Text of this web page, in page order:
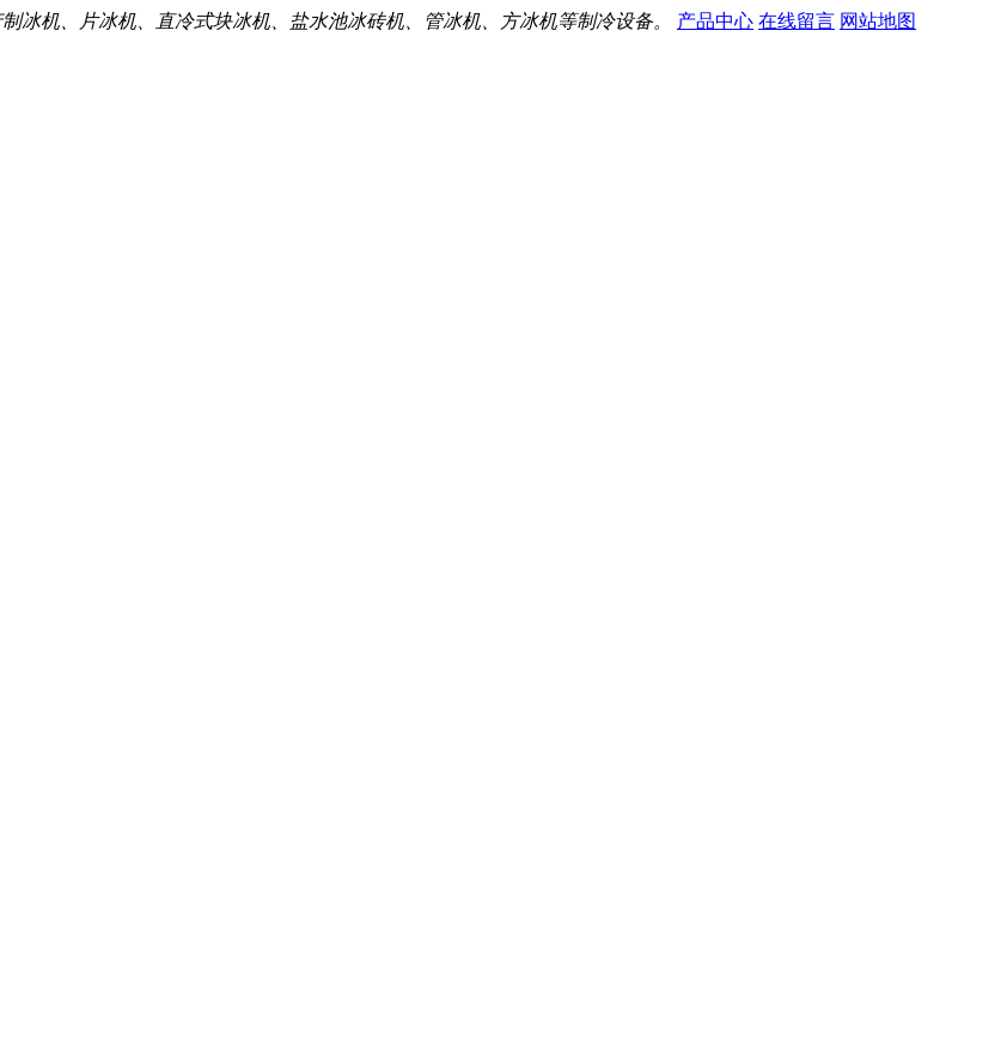
机、片冰机、直冷式块冰机、盐水池冰砖机、管冰机、方冰机等制冷设备。 产品中心 在线留言 网站地图